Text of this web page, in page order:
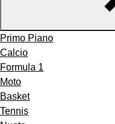
Primo Piano
Calcio
Formula 1
Moto
Basket
Tennis